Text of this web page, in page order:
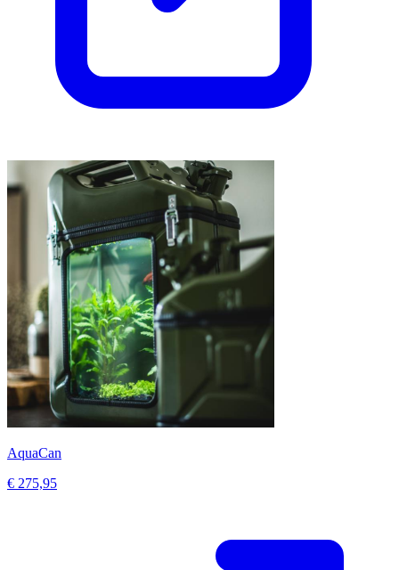
AquaCan
€ 275,95